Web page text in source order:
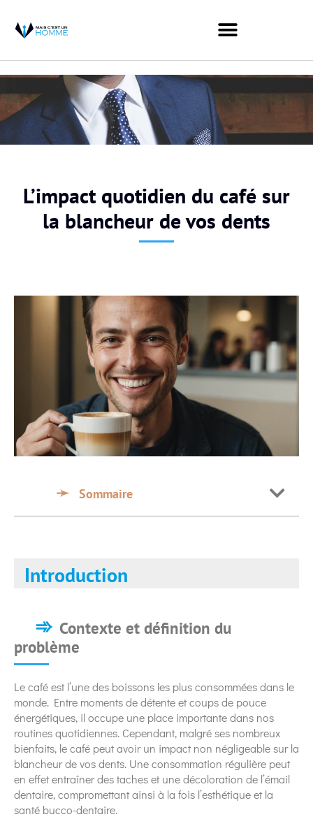
L’impact quotidien du café sur
la blancheur de vos dents
Sommaire
Introduction
Contexte et définition du
problème
Le café est l’une des boissons les plus consommées dans le
monde. Entre moments de détente et coups de pouce
énergétiques, il occupe une place importante dans nos
routines quotidiennes. Cependant, malgré ses nombreux
bienfaits, le café peut avoir un impact non négligeable sur la
blancheur de vos dents. Une consommation régulière peut
en effet entraîner des taches et une décoloration de l’émail
dentaire, compromettant ainsi à la fois l’esthétique et la
santé bucco-dentaire.